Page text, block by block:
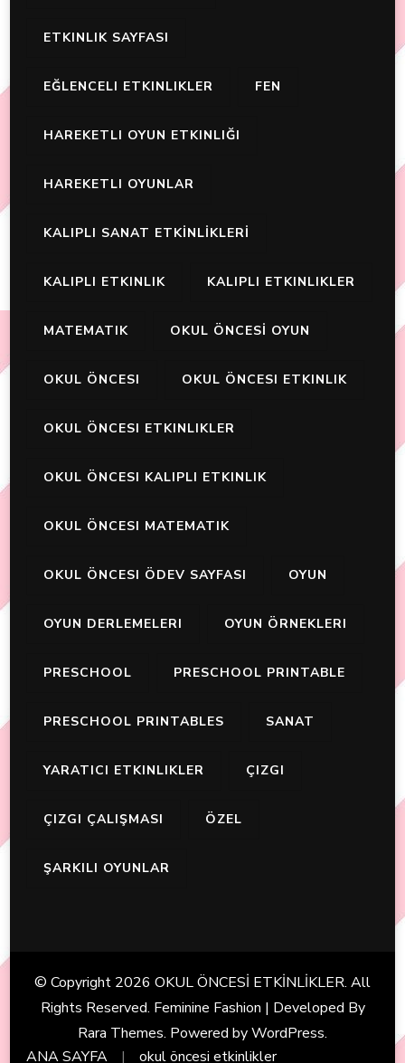
ETKINLIK SAYFASI
EĞLENCELI ETKINLIKLER FEN
HAREKETLI OYUN ETKINLIĞI
HAREKETLI OYUNLAR
KALIPLI SANAT ETKİNLİKLERİ
KALIPLI ETKINLIK KALIPLI ETKINLIKLER
MATEMATIK OKUL ÖNCESİ OYUN
OKUL ÖNCESI OKUL ÖNCESI ETKINLIK
OKUL ÖNCESI ETKINLIKLER
OKUL ÖNCESI KALIPLI ETKINLIK
OKUL ÖNCESI MATEMATIK
OKUL ÖNCESI ÖDEV SAYFASI OYUN
OYUN DERLEMELERI OYUN ÖRNEKLERI
PRESCHOOL PRESCHOOL PRINTABLE
PRESCHOOL PRINTABLES SANAT
YARATICI ETKINLIKLER ÇIZGI
ÇIZGI ÇALIŞMASI ÖZEL
ŞARKILI OYUNLAR
© Copyright 2026 OKUL ÖNCESİ ETKİNLİKLER. All
Rights Reserved. Feminine Fashion | Developed By
Rara Themes. Powered byWordPress.
ANA SAYFA
okul öncesi etkinlikler